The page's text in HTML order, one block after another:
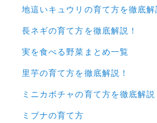
地這いキュウリの育て方を徹底解
長ネギの育て方を徹底解説！
実を食べる野菜まとめ一覧
里芋の育て方を徹底解説！
ミニカボチャの育て方を徹底解説
ミブナの育て方